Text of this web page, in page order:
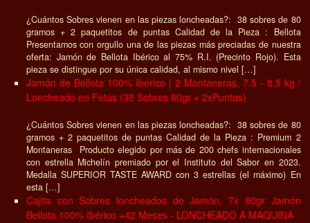
¿Cuántos Sobres vienen en las piezas loncheadas?: 38 sobres de 80
gramos + 2 paquetitos de puntas Calidad de la Pieza : Bellota
Presentamos con orgullo una de las piezas más preciadas de nuestra
oferta: Jamón de Bellota Ibérico al 75% R.I. (Precinto Rojo). Esta
pieza se distingue por su única calidad, al mismo nivel […]
Jamón de Bellota 100% Ibérico | 2 Montaneras, 7.5 - 8.5 kg /
Loncheado en Fetas (38 Sobres 80gr + 2xPuntas)
¿Cuántos Sobres vienen en las piezas loncheadas?: 38 sobres de 80
gramos + 2 paquetitos de puntas Calidad de la Pieza : Premium 2
Montaneras Producto elegido por más de 200 chefs internacionales
con estrella Michelín premiado por el Instituto del Sabor en 2023.
Medalla SUPERIOR TASTE AWARD con 3 estrellas (el máximo) En
esta […]
Cajita con Sobres loncheados de Jamón, 7x 80gr Jamón
Bellota 100% Ibérico +42 Meses - LONCHEADO A MAQUINA